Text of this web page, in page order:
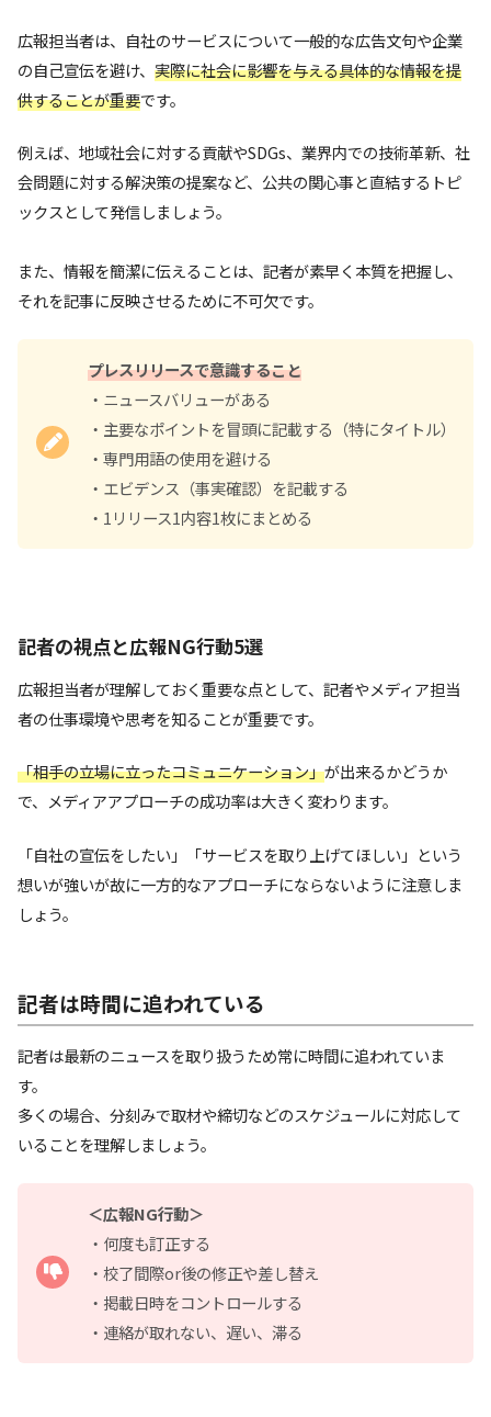
広報担当者は、自社のサービスについて一般的な広告文句や企業
の自己宣伝を避け、 実際に社会に影響を与える具体的な情報を提
供することが重要です。
例えば、地域社会に対する貢献やSDGs、業界内での技術革新、社
会問題に対する解決策の提案など、公共の関心事と直結するトピ
ックスとして発信しましょう。
また、情報を簡潔に伝えることは、記者が素早く本質を把握し、
それを記事に反映させるために不可欠です。
プレスリリースで意識すること
・ニュースバリューがある
・主要なポイントを冒頭に記載する（特にタイトル）
・専門用語の使用を避ける
・エビデンス（事実確認）を記載する
・1リリース1内容1枚にまとめる
記者の視点と広報NG行動5選
広報担当者が理解しておく重要な点として、記者やメディア担当
者の仕事環境や思考を知ることが重要です。
「相手の立場に立ったコミュニケーション」が出来るかどうか
で、メディアアプローチの成功率は大きく変わります。
「自社の宣伝をしたい」「サービスを取り上げてほしい」という
想いが強いが故に一方的なアプローチにならないように注意しま
しょう。
記者は時間に追われている
記者は最新のニュースを取り扱うため常に時間に追われていま
す。
多くの場合、分刻みで取材や締切などのスケジュールに対応して
いることを理解しましょう。
＜広報NG行動＞
・何度も訂正する
・校了間際or後の修正や差し替え
・掲載日時をコントロールする
・連絡が取れない、遅い、滞る